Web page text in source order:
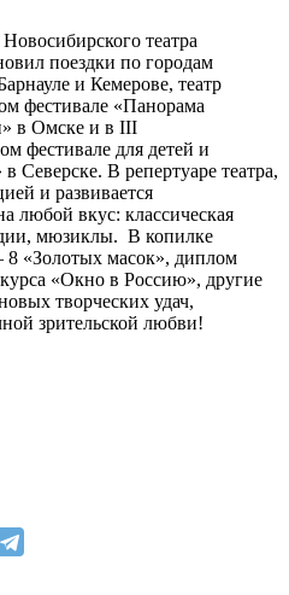
театра
поездки по городам
и Кемерове, театр
фестивале «Панорама
в Омске и в III
фестивале для детей и
Северске. В репертуаре театра,
и развивается
любой вкус: классическая
мюзиклы. В копилке
8 «Золотых масок», диплом
«Окно в Россию», другие
творческих удач,
зрительской любви!